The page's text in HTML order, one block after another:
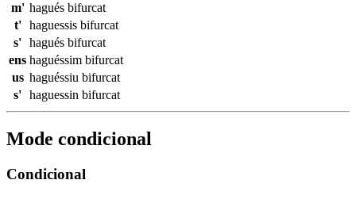
m' hagués bifurcat
t'
haguessis bifurcat
s' hagués bifurcat
ens haguéssim bifurcat
us haguéssiu bifurcat
s' haguessin bifurcat
Mode condicional
Condicional